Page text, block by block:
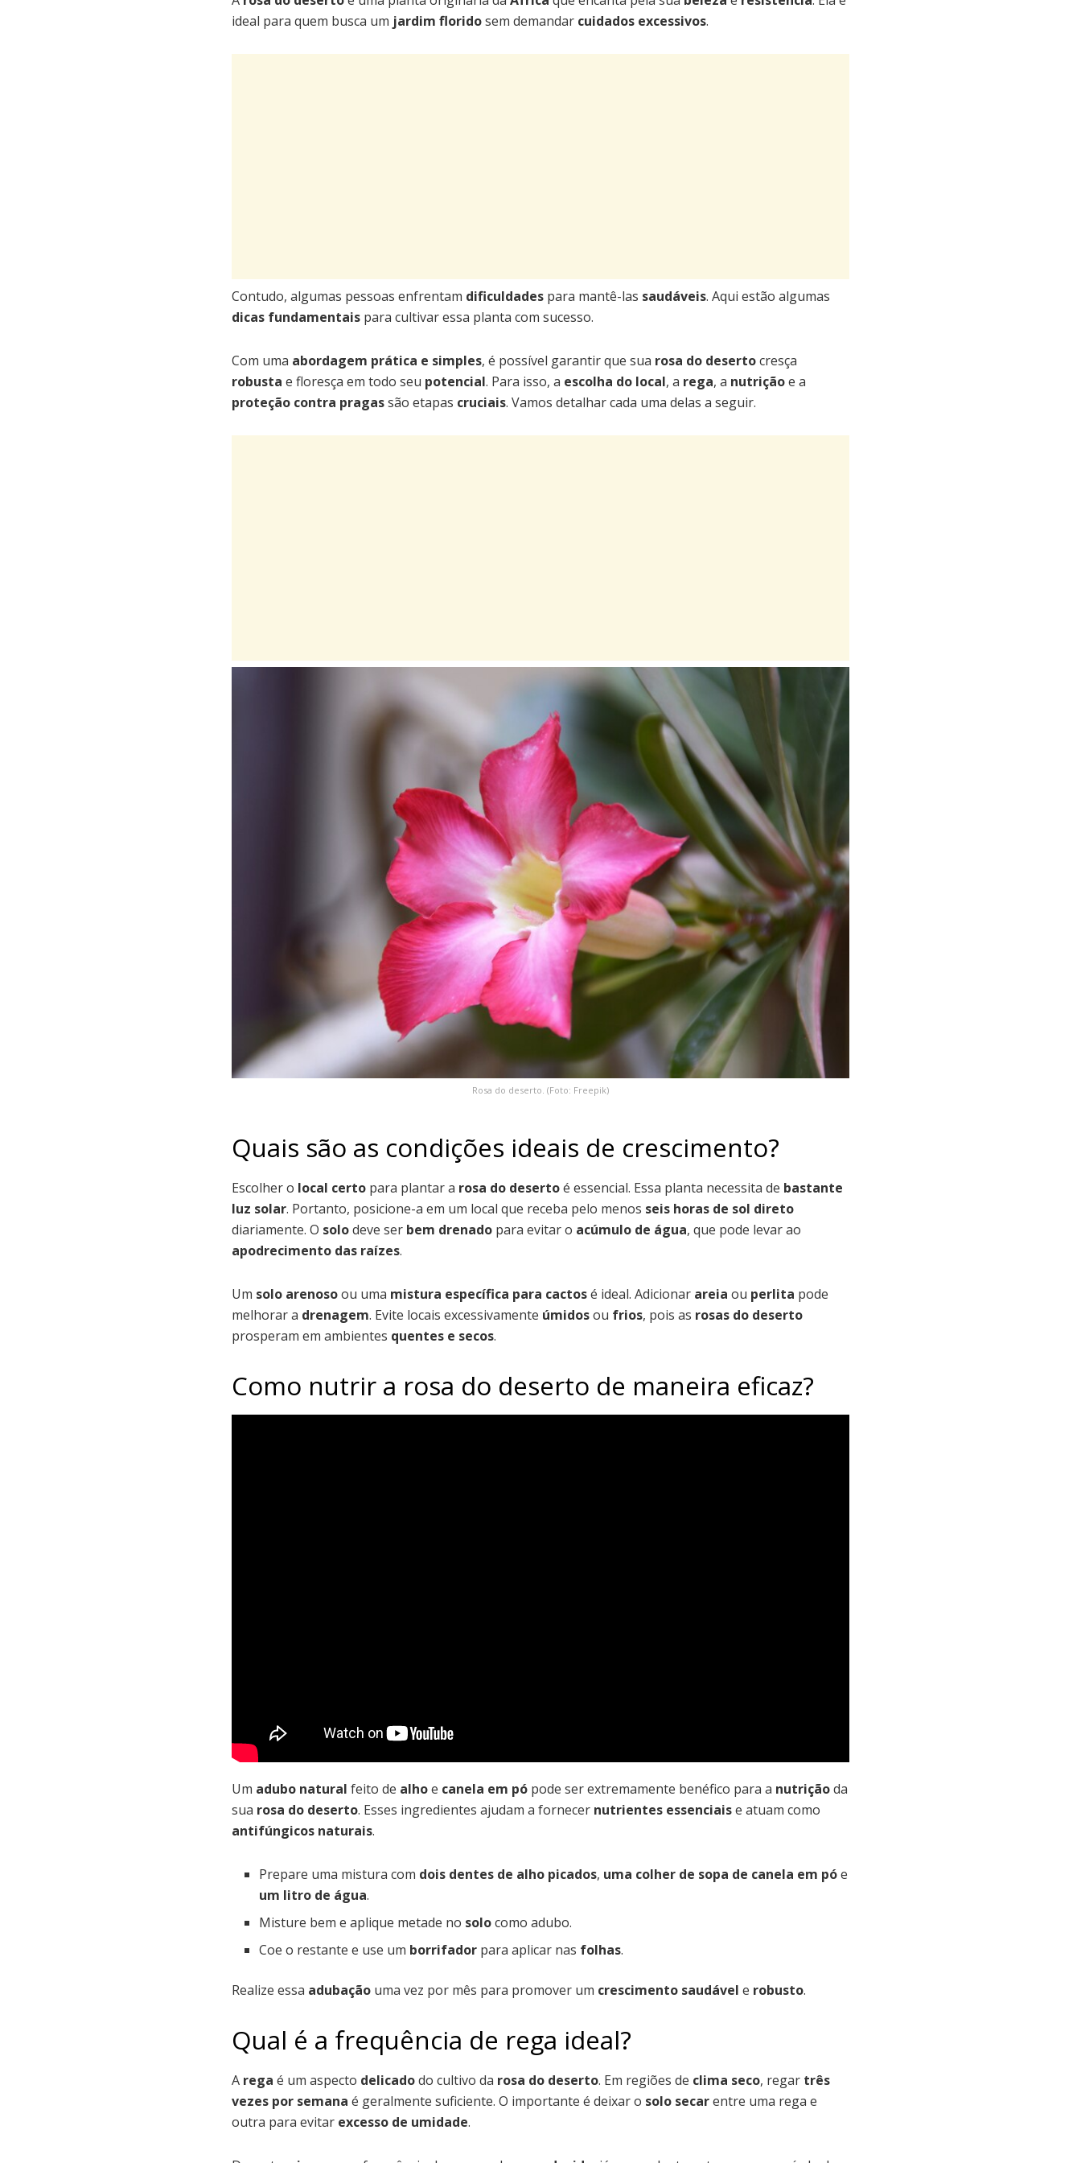
ideal para quem busca um jardim floridosem demandar cuidados excessivos.
Contudo, algumas pessoas enfrentam dificuldades para mantê-las saudáveis. Aqui estão algumas
dicas fundamentais para cultivar essa planta com sucesso.
Com uma abordagem prática e simples, é possível garantir que sua rosa do desertocresça
robusta e floresça em todo seu potencial. Para isso, a escolha do local, a rega, a nutriçãoe a
proteção contra pragassão etapas cruciais. Vamos detalhar cada uma delas a seguir.
Rosa do deserto. (Foto: Freepik)
Quais são as condições ideais de crescimento?
Escolher o local certo para plantar a rosa do desertoé essencial. Essa planta necessita de bastante
luz solar. Portanto, posicione-a em um local que receba pelo menos seis horas de sol direto
diariamente. O solodeve ser bem drenado para evitar o acúmulo de água, que pode levar ao
apodrecimento das raízes.
Um solo arenosoou uma mistura específica para cactosé ideal. Adicionar areia ou perlita pode
melhorar a drenagem. Evite locais excessivamente úmidosou frios, pois as rosas do deserto
prosperam em ambientes quentes e secos.
Como nutrir a rosa do deserto de maneira eficaz?
Um adubo natural feito de alhoe canela em pó pode ser extremamente benéfico para a nutriçãoda
sua rosa do deserto. Esses ingredientes ajudam a fornecer nutrientes essenciaise atuam como
antifúngicos naturais.
Prepare uma mistura com dois dentes de alho picados, uma colher de sopa de canela em póe
um litro de água.
Misture bem e aplique metade no solocomo adubo.
Coe o restante e use um borrifador para aplicar nas folhas.
Realize essa adubação uma vez por mês para promover um crescimento saudável e robusto.
Qual é a frequência de rega ideal?
A rega é um aspecto delicadodo cultivo da rosa do deserto. Em regiões de clima seco, regar três
vezes por semana é geralmente suficiente. O importante é deixar o solo secarentre uma rega e
outra para evitar excesso de umidade.